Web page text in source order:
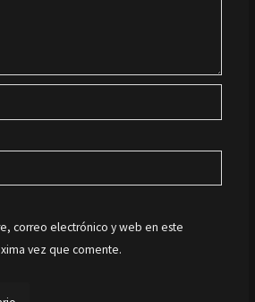
correo electrónico y web en este
vez que comente.